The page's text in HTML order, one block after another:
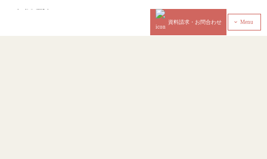
資料請求・お問合わせ ‹ Menu